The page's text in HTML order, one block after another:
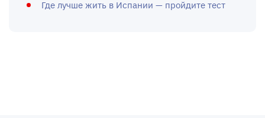
Где лучше жить в Испании — пройдите тест